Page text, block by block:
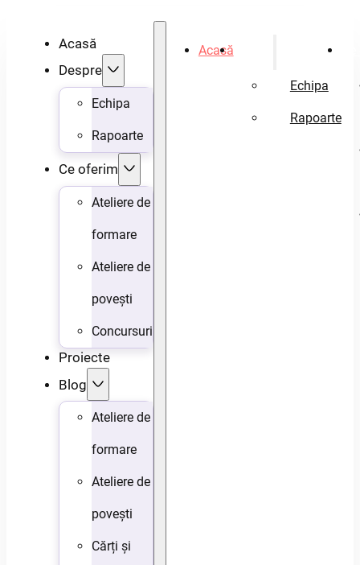
Acasă
Despre
Echipa
Rapoarte
Ce oferim
Ateliere de
formare
Ateliere de
povești
Concursuri
Proiecte
Blog
Ateliere de
formare
Ateliere de
povești
Cărți și
Acasă
Echipa
Rapoarte